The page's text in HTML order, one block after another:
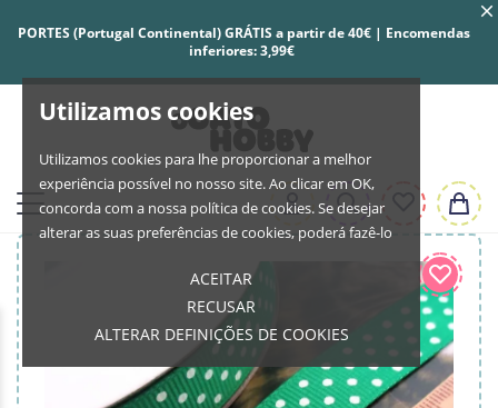
Utilizamos cookies
Utilizamos cookies para lhe proporcionar a melhor
experiência possível no nosso site. Ao clicar em OK,
concorda com a nossa política de cookies. Se desejar
alterar as suas preferências de cookies, poderá fazê-lo
ACEITAR
RECUSAR
ALTERAR DEFINIÇÕES DE COOKIES
PORTES (Portugal Continental) GRÁTIS a partir de 40€ | Encomendas
inferiores: 3,99€